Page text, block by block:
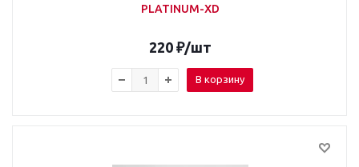
PLATINUM-XD
220₽/шт
В корзину